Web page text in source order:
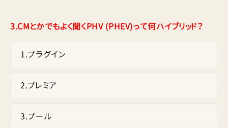
3.CMとかでもよく聞くPHV (PHEV)って何ハイブリッド？
1.プラグイン
2.プレミア
3.プール